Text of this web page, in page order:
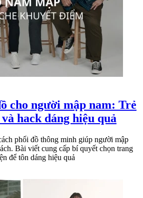
cho người mập nam: Trẻ
hack dáng hiệu quả
phối đồ thông minh giúp người mập
Bài viết cung cấp bí quyết chọn trang
để tôn dáng hiệu quả